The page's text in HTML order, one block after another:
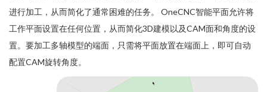
进行加工，从而简化了通常困难的任务。 OneCNC智能平面允许将
工作平面设置在任何位置，从而简化3D建模以及CAM面和角度的设
置。要加工多轴模型的端面，只需将平面放置在端面上，即可自动
配置CAM旋转角度。